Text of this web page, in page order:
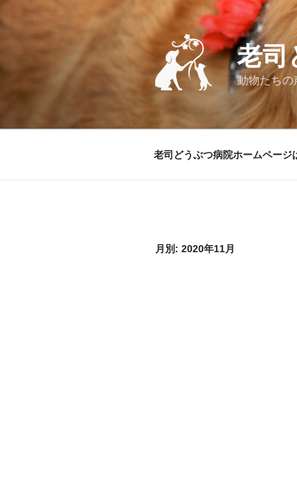
ン
キ
老司
動物たちの
老司どうぶつ病院ホームページ
月別: 2020年11月